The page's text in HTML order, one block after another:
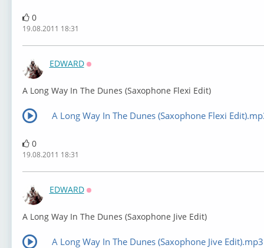
0
19.08.2011 18:31
EDWARD
A Long Way In The Dunes (Saxophone Flexi Edit)
A Long Way In The Dunes (Saxophone Flexi
0
19.08.2011 18:31
EDWARD
A Long Way In The Dunes (Saxophone Jive Edit)
A Long Way In The Dunes (Saxophone Jive Edit).mp3